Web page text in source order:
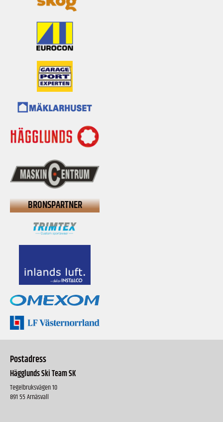
BRONSPARTNER
Postadress
Hägglunds Ski Team SK
Tegelbruksvägen 10
891 55 Arnäsvall